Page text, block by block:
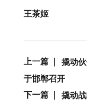
王茶姬
上一篇 ｜
撬动
于邯郸召开
下一篇 ｜
撬动